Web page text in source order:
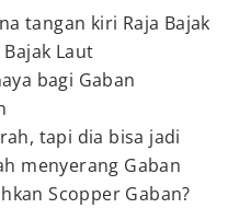
tangan kiri Raja Bajak
Laut
bagi Gaban
tapi dia bisa jadi
menyerang Gaban
Scopper Gaban?